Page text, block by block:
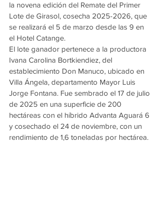
la novena edición del Remate del Primer
Lote de Girasol, cosecha 2025-2026, que
se realizará el 5 de marzo desde las 9 en
el Hotel Catange.
El lote ganador pertenece a la productora
Ivana Carolina Bortkiendiez, del
establecimiento Don Manuco, ubicado en
Villa Ángela, departamento Mayor Luis
Jorge Fontana. Fue sembrado el 17 de julio
de 2025 en una superficie de 200
hectáreas con el híbrido Advanta Aguará 6
y cosechado el 24 de noviembre, con un
rendimiento de 1,6 toneladas por hectárea.